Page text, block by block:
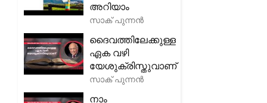
അറിയാം
സാക് പുന്നൻ
ദൈവത്തിലേക്കുള്ള
ഏക വഴി
യേശുക്രിസ്തുവാണ്
സാക് പുന്നൻ
നാം